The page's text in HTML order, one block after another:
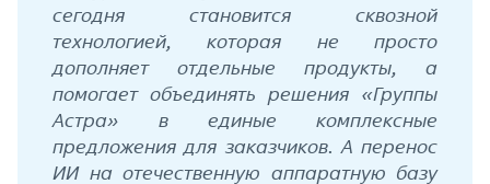
сегодня становится сквозной
технологией, которая не просто
дополняет отдельные продукты, а
помогает объединять решения «Группы
Астра» в единые комплексные
предложения для заказчиков. А перенос
ИИ на отечественную аппаратную базу